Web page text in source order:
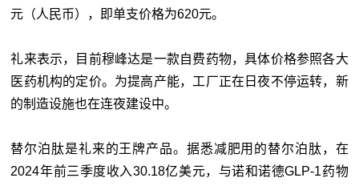
元（人民币），即单支价格为620元。
礼来表示，目前穆峰达是一款自费药物，具体价格参照各大
医药机构的定价。为提高产能，工厂正在日夜不停运转，新
的制造设施也在连夜建设中。
替尔泊肽是礼来的王牌产品。据悉减肥用的替尔泊肽，在
2024年前三季度收入30.18亿美元，与诺和诺德GLP-1药物